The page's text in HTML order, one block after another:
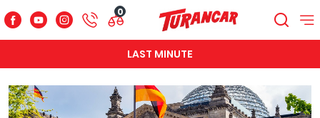
0
LAST MINUTE